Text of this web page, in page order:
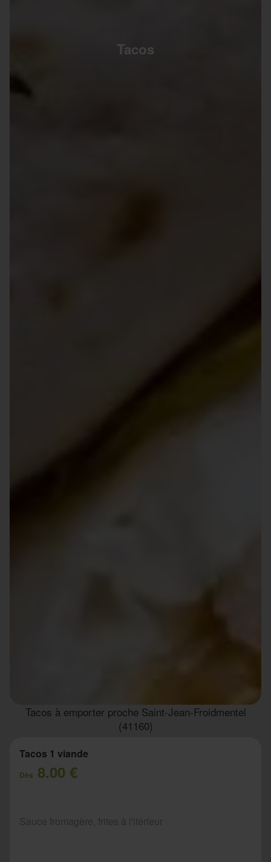
Tacos
Tacos à emporter proche Saint-Jean-Froidmentel
(41160)
Tacos 1 viande
Dès 8.00 €